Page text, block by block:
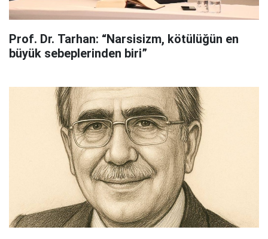
Prof. Dr. Tarhan: “Narsisizm, kötülüğün en
büyük sebeplerinden biri”